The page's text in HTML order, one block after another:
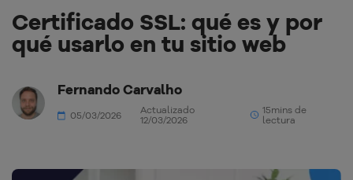
Certificado SSL: qué es y por
qué usarlo en tu sitio web
Fernando Carvalho
05/03/2026
Actualizado
12/03/2026
15mins de
lectura